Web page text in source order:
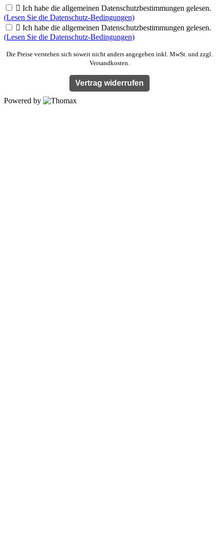
 Ich habe die allgemeinen Datenschutzbestimmungen gelesen.
(Lesen Sie die Datenschutz-Bedingungen)
 Ich habe die allgemeinen Datenschutzbestimmungen gelesen.
(Lesen Sie die Datenschutz-Bedingungen)
Die Preise verstehen sich soweit nicht anders angegeben inkl. MwSt. und zzgl.
Versandkosten.
Vertrag widerrufen
Powered by